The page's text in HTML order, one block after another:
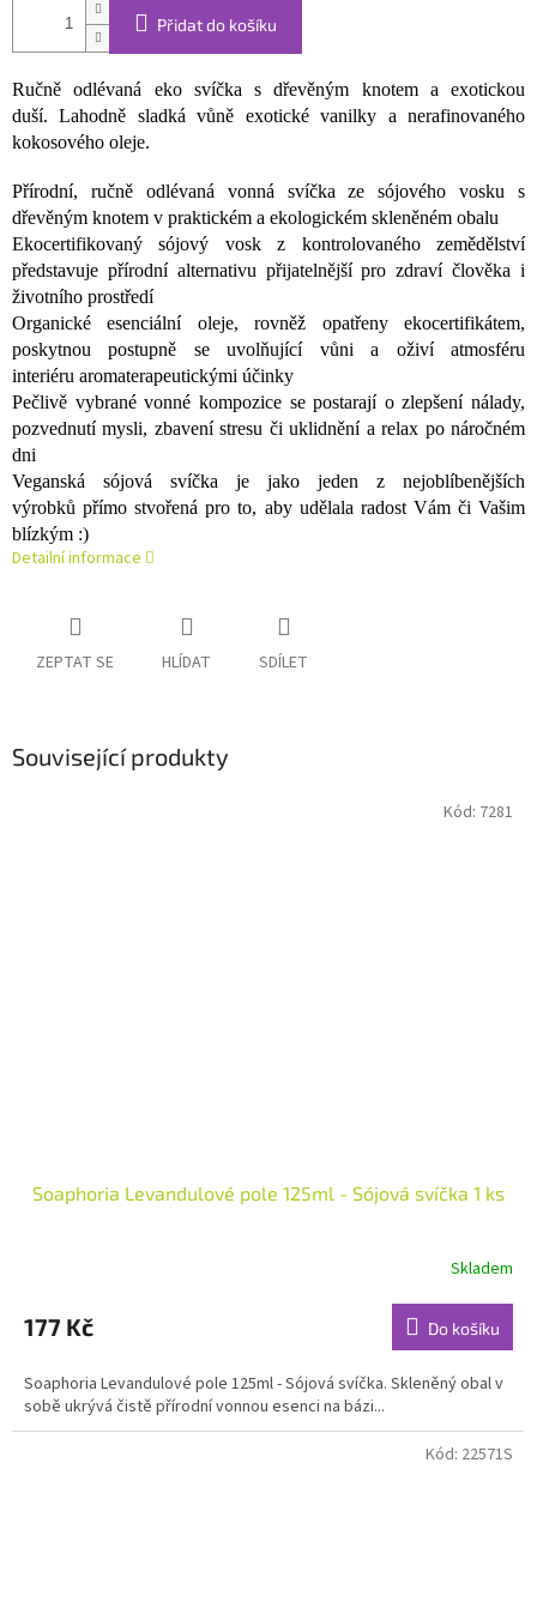
Přidat do košíku
Ručně odlévaná eko svíčka s dřevěným knotem a exotickou
duší. Lahodně sladká vůně exotické vanilky a nerafinovaného
kokosového oleje.
Přírodní, ručně odlévaná vonná svíčka ze sójového vosku s
dřevěným knotem v praktickém a ekologickém skleněném obalu
Ekocertifikovaný sójový vosk z kontrolovaného zemědělství
představuje přírodní alternativu přijatelnější pro zdraví člověka i
životního prostředí
Organické esenciální oleje, rovněž opatřeny ekocertifikátem,
poskytnou postupně se uvolňující vůni a oživí atmosféru
interiéru aromaterapeutickými účinky
Pečlivě vybrané vonné kompozice se postarají o zlepšení nálady,
pozvednutí mysli, zbavení stresu či uklidnění a relax po náročném
dni
Veganská sójová svíčka je jako jeden z nejoblíbenějších
výrobků přímo stvořená pro to, aby udělala radost Vám či Vašim
blízkým :)
Detailní informace
ZEPTAT SE HLÍDAT SDÍLET
Související produkty
Soaphoria Levandulové pole 125ml - Sójová svíčka 1 ks
produktu
je
z
5
hvězdiček.
Skladem
177 Kč Do košíku
Soaphoria Levandulové pole 125ml - Sójová svíčka. Skleněný obal v
sobě ukrývá čistě přírodní vonnou esenci na bázi...
Kód: 7281
Kód: 22571S